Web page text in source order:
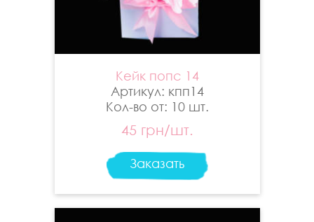
Кейк попс 14
Артикул: кпп14
Кол-во от: 10 шт.
45 грн/шт.
Заказать